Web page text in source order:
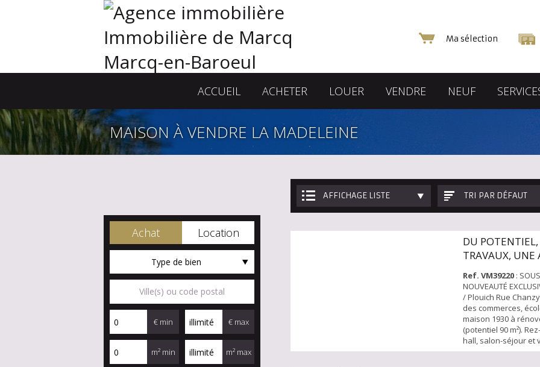
Ma sélection
ACCUEIL ACHETER LOUER VENDRE NEUF
MAISON À VENDRE LA MADELEINE
Achat Location
Type de bien
€ min € max
m² min m² max
AFFICHAGE LISTE TRI PAR DÉFAUT
DU POTENTIEL,
TRAVAUX, UNE
Ref. VM39220 :
NOUVEAUTÉ
/ Plouich Rue
des commerces,
maison 1930 à
(potentiel 90 m²).
hall, salon-séjour et
jardin de 50 m².